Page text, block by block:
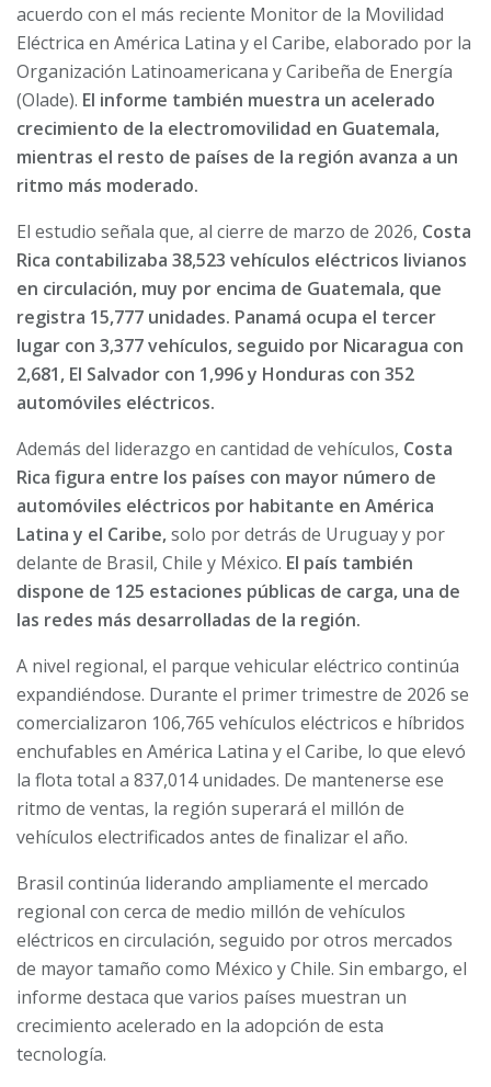
acuerdo con el más reciente Monitor de la Movilidad
Eléctrica en América Latina y el Caribe, elaborado por la
Organización Latinoamericana y Caribeña de Energía
(Olade). El informe también muestra un acelerado
crecimiento de la electromovilidad en Guatemala,
mientras el resto de países de la región avanza a un
ritmo más moderado.
El estudio señala que, al cierre de marzo de 2026, Costa
Rica contabilizaba 38,523 vehículos eléctricos livianos
en circulación, muy por encima de Guatemala, que
registra 15,777 unidades. Panamá ocupa el tercer
lugar con 3,377 vehículos, seguido por Nicaragua con
2,681, El Salvador con 1,996 y Honduras con 352
automóviles eléctricos.
Además del liderazgo en cantidad de vehículos, Costa
Rica figura entre los países con mayor número de
automóviles eléctricos por habitante en América
Latina y el Caribe,solo por detrás de Uruguay y por
delante de Brasil, Chile y México. El país también
dispone de 125 estaciones públicas de carga, una de
las redes más desarrolladas de la región.
A nivel regional, el parque vehicular eléctrico continúa
expandiéndose. Durante el primer trimestre de 2026 se
comercializaron 106,765 vehículos eléctricos e híbridos
enchufables en América Latina y el Caribe, lo que elevó
la flota total a 837,014 unidades. De mantenerse ese
ritmo de ventas, la región superará el millón de
vehículos electrificados antes de finalizar el año.
Brasil continúa liderando ampliamente el mercado
regional con cerca de medio millón de vehículos
eléctricos en circulación, seguido por otros mercados
de mayor tamaño como México y Chile. Sin embargo, el
informe destaca que varios países muestran un
crecimiento acelerado en la adopción de esta
tecnología.